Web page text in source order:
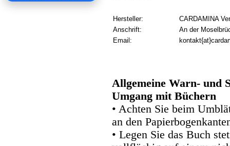
Hersteller:
CARDAMINA
Anschrift:
An der
Email:
Allgemeine Warn- und
Umgang mit Büchern
• Achten Sie beim
an den
• Legen Sie das Buch